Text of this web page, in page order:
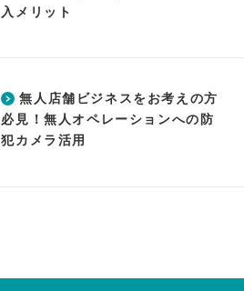
入メリット
無人店舗ビジネスをお考えの方
必見！無人オペレーションへの防
犯カメラ活用